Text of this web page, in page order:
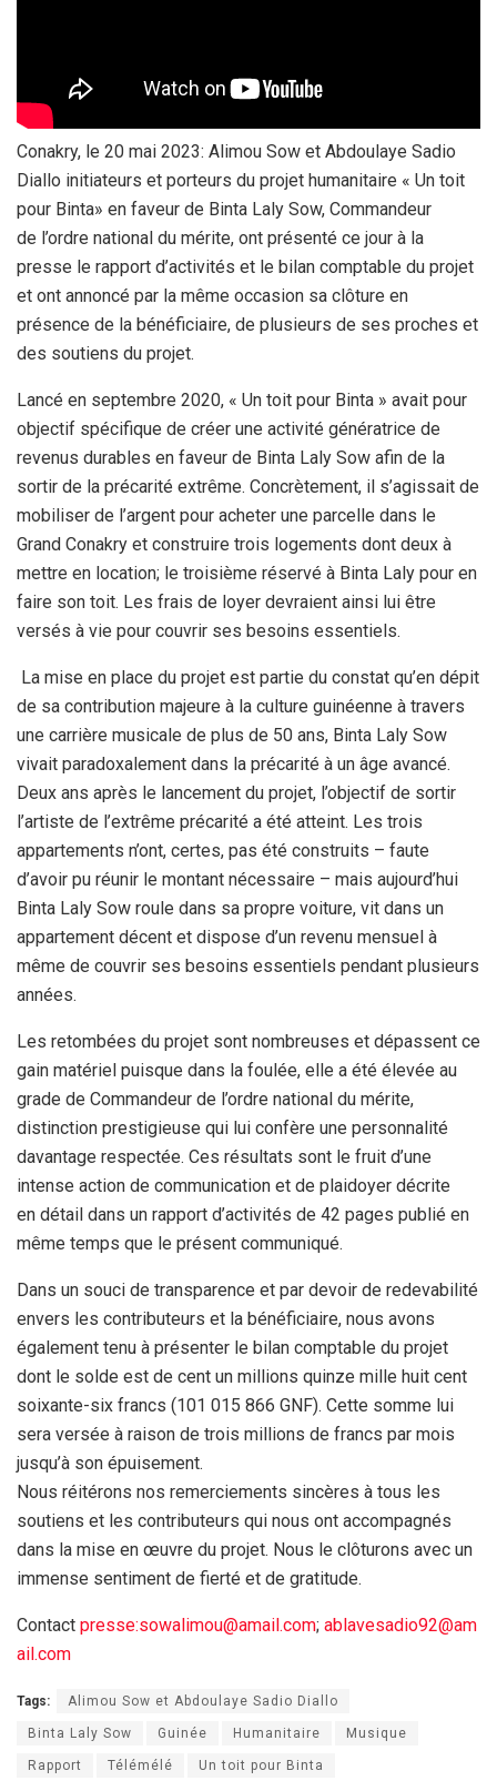
Conakry, le 20 mai 2023: Alimou Sow et Abdoulaye Sadio
Diallo initiateurs et porteurs du projet humanitaire « Un toit
pour Binta» en faveur de Binta Laly Sow, Commandeur
de l’ordre national du mérite, ont présenté ce jour à la
presse le rapport d’activités et le bilan comptable du projet
et ont annoncé par la même occasion sa clôture en
présence de la bénéficiaire, de plusieurs de ses proches et
des soutiens du projet.
Lancé en septembre 2020, « Un toit pour Binta » avait pour
objectif spécifique de créer une activité génératrice de
revenus durables en faveur de Binta Laly Sow afin de la
sortir de la précarité extrême. Concrètement, il s’agissait de
mobiliser de l’argent pour acheter une parcelle dans le
Grand Conakry et construire trois logements dont deux à
mettre en location; le troisième réservé à Binta Laly pour en
faire son toit. Les frais de loyer devraient ainsi lui être
versés à vie pour couvrir ses besoins essentiels.
La mise en place du projet est partie du constat qu’en dépit
de sa contribution majeure à la culture guinéenne à travers
une carrière musicale de plus de 50 ans, Binta Laly Sow
vivait paradoxalement dans la précarité à un âge avancé.
Deux ans après le lancement du projet, l’objectif de sortir
l’artiste de l’extrême précarité a été atteint. Les trois
appartements n’ont, certes, pas été construits – faute
d’avoir pu réunir le montant nécessaire – mais aujourd’hui
Binta Laly Sow roule dans sa propre voiture, vit dans un
appartement décent et dispose d’un revenu mensuel à
même de couvrir ses besoins essentiels pendant plusieurs
années.
Les retombées du projet sont nombreuses et dépassent ce
gain matériel puisque dans la foulée, elle a été élevée au
grade de Commandeur de l’ordre national du mérite,
distinction prestigieuse qui lui confère une personnalité
davantage respectée. Ces résultats sont le fruit d’une
intense action de communication et de plaidoyer décrite
en détail dans un rapport d’activités de 42 pages publié en
même temps que le présent communiqué.
Dans un souci de transparence et par devoir de redevabilité
envers les contributeurs et la bénéficiaire, nous avons
également tenu à présenter le bilan comptable du projet
dont le solde est de cent un millions quinze mille huit cent
soixante-six francs (101 015 866 GNF). Cette somme lui
sera versée à raison de trois millions de francs par mois
jusqu’à son épuisement.
Nous réitérons nos remerciements sincères à tous les
soutiens et les contributeurs qui nous ont accompagnés
dans la mise en œuvre du projet. Nous le clôturons avec un
immense sentiment de fierté et de gratitude.
Contact presse:sowalimou@amail.com; ablavesadio92@am
ail.com
Tags: Alimou Sow et Abdoulaye Sadio Diallo
Binta Laly Sow Guinée Humanitaire Musique
Rapport Télémélé Un toit pour Binta